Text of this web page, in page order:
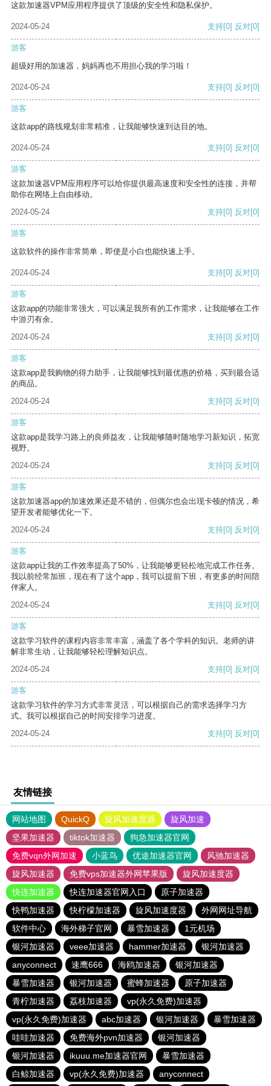
这款加速器VPM应用程序提供了顶级的安全性和隐私保护。
2024-05-24 支持[0] 反对[0]
游客
超级好用的加速器，妈妈再也不用担心我的学习啦！
2024-05-24 支持[0] 反对[0]
游客
这款app的路线规划非常精准，让我能够快速到达目的地。
2024-05-24 支持[0] 反对[0]
游客
这款加速器VPM应用程序可以给你提供最高速度和安全性的连接，并帮
助你在网络上自由移动。
2024-05-24
支持[0] 反对[0]
游客
这款软件的操作非常简单，即使是小白也能快速上手。
2024-05-24 支持[0] 反对[0]
游客
这款app的功能非常强大，可以满足我所有的工作需求，让我能够在工作
中游刃有余。
2024-05-24
支持[0] 反对[0]
游客
这款app是我购物的得力助手，让我能够找到最优惠的价格，买到最合适
的商品。
2024-05-24
支持[0] 反对[0]
游客
这款app是我学习路上的良师益友，让我能够随时随地学习新知识，拓宽
视野。
2024-05-24
支持[0] 反对[0]
游客
这款加速器app的加速效果还是不错的，但偶尔也会出现卡顿的情况，希
望开发者能够优化一下。
2024-05-24
支持[0] 反对[0]
游客
这款app让我的工作效率提高了50%，让我能够更轻松地完成工作任务。
我以前经常加班，现在有了这个app，我可以提前下班，有更多的时间陪
伴家人。
2024-05-24
支持[0] 反对[0]
游客
这款学习软件的课程内容非常丰富，涵盖了各个学科的知识。老师的讲
解非常生动，让我能够轻松理解知识点。
2024-05-24
支持[0] 反对[0]
游客
这款学习软件的学习方式非常灵活，可以根据自己的需求选择学习方
式。我可以根据自己的时间安排学习进度。
2024-05-24
支持[0] 反对[0]
友情链接
网站地图 QuickQ 旋风加速度器
旋风加速
坚果加速器
tiktok加速器
狗急加速器官网
免费vqn外网加速
小蓝鸟 优途加速器官网
风驰加速器
旋风加速器
免费vps加速器外网苹果版
旋风加速度器
快连加速器
快连加速器官网入口
原子加速器
快鸭加速器
快柠檬加速器 旋风加速度器
外网网址导航
软件中心
海外梯子官网 暴雪加速器
1元机场
银河加速器
veee加速器 hammer加速器
银河加速器
anyconnect
速鹰666 海鸥加速器
银河加速器
暴雪加速器
银河加速器 蜜蜂加速器
原子加速器
青柠加速器
荔枝加速器
vp(永久免费)加速器
vp(永久免费)加速器
abc加速器 银河加速器
暴雪加速器
哇哇加速器
免费海外pvn加速器
银河加速器
银河加速器
ikuuu.me加速器官网
暴雪加速器
白鲸加速器
vp(永久免费)加速器 anyconnect